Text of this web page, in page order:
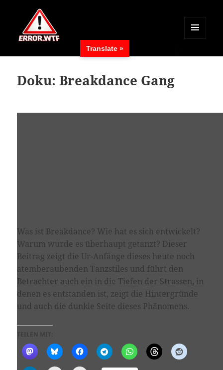
MENÜ
WIDGETS
Doku: Breakdance Gang
Was ist Breakdance? Wie hat es sich entwickelt?
Warum wurde es überhaupt getanzt? Dieser
Beitrag zeigt die Ur-Anfänge dieses heute noch
atemberaubenden Tanzstiles und führt den
Betrachter auch ein in die Tiefen der Strassen, in
denen es entstanden ist, zeigt die Hintergründe
und auch die dunkle Seite dieses Phänomens.
Translate »